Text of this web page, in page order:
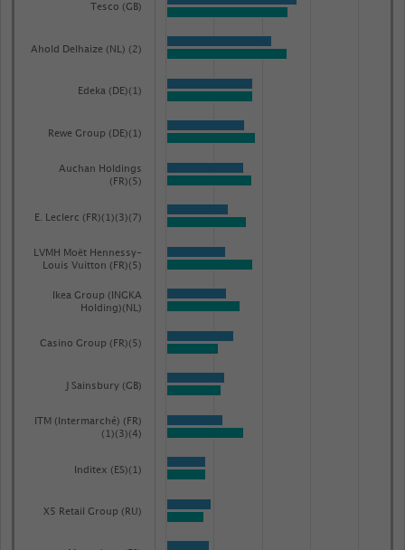
chart
axis
87
categories.
The
chart
Nettoumsatz
Milliarden
Dollar.
Edeka (DE)(1)
LVMH Moët Hennessy-
Louis Vuitton (FR)(5)
ITM (Intermarché) (FR)
(1)(3)(4)
Tesco (GB)
Ahold Delhaize (NL) (2)
Rewe Group (DE)(1)
Auchan Holdings
(FR)(5)
E. Leclerc (FR)(1)(3)(7)
Ikea Group (INGKA
Holding)(NL)
Casino Group (FR)(5)
J Sainsbury (GB)
Inditex (ES)(1)
X5 Retail Group (RU)